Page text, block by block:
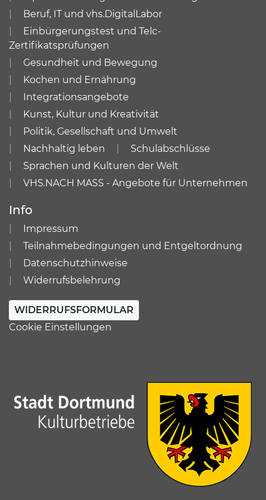
Beruf, IT und vhs.DigitalLabor
Einbürgerungstest und Telc-
Zertifikatsprüfungen
Gesundheit und Bewegung
Kochen und Ernährung
Integrationsangebote
Kunst, Kultur und Kreativität
Politik, Gesellschaft und Umwelt
Nachhaltig leben
Schulabschlüsse
Sprachen und Kulturen der Welt
VHS.NACH MASS - Angebote für Unternehmen
Info
Impressum
Teilnahmebedingungen und Entgeltordnung
Datenschutzhinweise
Widerrufsbelehrung
WIDERRUFSFORMULAR
Cookie Einstellungen